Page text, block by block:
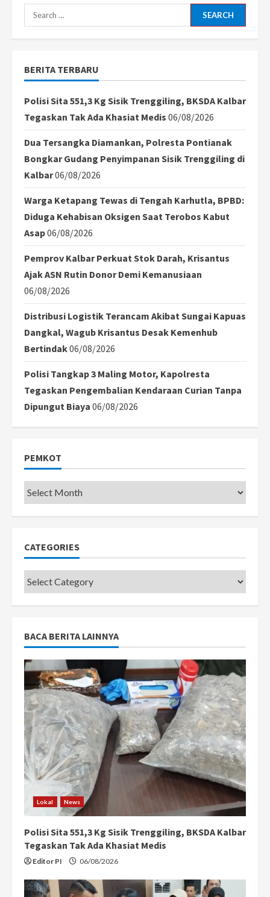
Search
for:
BERITA TERBARU
Polisi Sita 551,3 Kg Sisik Trenggiling, BKSDA Kalbar
Tegaskan Tak Ada Khasiat Medis 06/08/2026
Dua Tersangka Diamankan, Polresta Pontianak
Bongkar Gudang Penyimpanan Sisik Trenggiling di
Kalbar06/08/2026
Warga Ketapang Tewas di Tengah Karhutla, BPBD:
Diduga Kehabisan Oksigen Saat Terobos Kabut
Asap06/08/2026
Pemprov Kalbar Perkuat Stok Darah, Krisantus
Ajak ASN Rutin Donor Demi Kemanusiaan
06/08/2026
Distribusi Logistik Terancam Akibat Sungai Kapuas
Dangkal, Wagub Krisantus Desak Kemenhub
Bertindak06/08/2026
Polisi Tangkap 3 Maling Motor, Kapolresta
Tegaskan Pengembalian Kendaraan Curian Tanpa
Dipungut Biaya 06/08/2026
PEMKOT
Pemkot
CATEGORIES
Categories
BACA BERITA LAINNYA
Lokal News
Polisi Sita 551,3 Kg Sisik Trenggiling, BKSDA Kalbar
Tegaskan Tak Ada Khasiat Medis
Editor PI 06/08/2026